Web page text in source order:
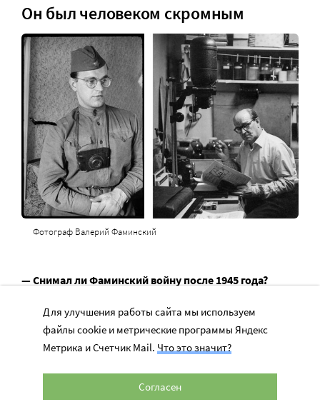
Он был человеком скромным
Фотограф Валерий Фаминский
— Снимал ли Фаминский войну после 1945 года?
— Нет. Он как пришел в военную фотографию, так и
вышел из нее, после окончания войны. После
демобилизации пошел работать в московское
отделение Художественного фонда РСФСР, ездил в
экспедиции на Памир и Тянь-Шань от Музея
Для улучшения работы сайта мы используем
файлы cookie и метрические программы Яндекс
Метрика и Счетчик Mail. Что это значит?
Согласен